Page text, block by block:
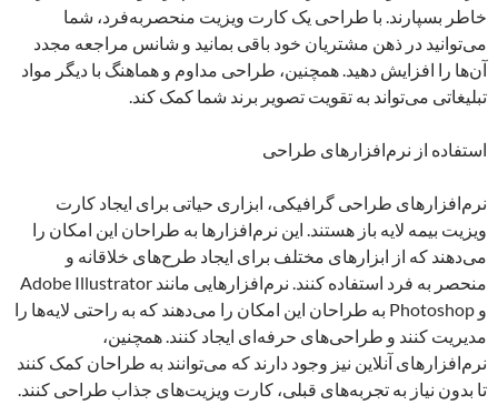
خاطر بسپارند. با طراحی یک کارت ویزیت منحصربه‌فرد، شما
می‌توانید در ذهن مشتریان خود باقی بمانید و شانس مراجعه مجدد
آن‌ها را افزایش دهید. همچنین، طراحی مداوم و هماهنگ با دیگر مواد
تبلیغاتی می‌تواند به تقویت تصویر برند شما کمک کند.
استفاده از نرم‌افزارهای طراحی
نرم‌افزارهای طراحی گرافیکی، ابزاری حیاتی برای ایجاد کارت
ویزیت بیمه لایه باز هستند. این نرم‌افزارها به طراحان این امکان را
می‌دهند که از ابزارهای مختلف برای ایجاد طرح‌های خلاقانه و
منحصر به فرد استفاده کنند. نرم‌افزارهایی مانند Adobe Illustrator
و Photoshop به طراحان این امکان را می‌دهند که به راحتی لایه‌ها را
مدیریت کنند و طراحی‌های حرفه‌ای ایجاد کنند. همچنین،
نرم‌افزارهای آنلاین نیز وجود دارند که می‌توانند به طراحان کمک کنند
تا بدون نیاز به تجربه‌های قبلی، کارت ویزیت‌های جذاب طراحی کنند.